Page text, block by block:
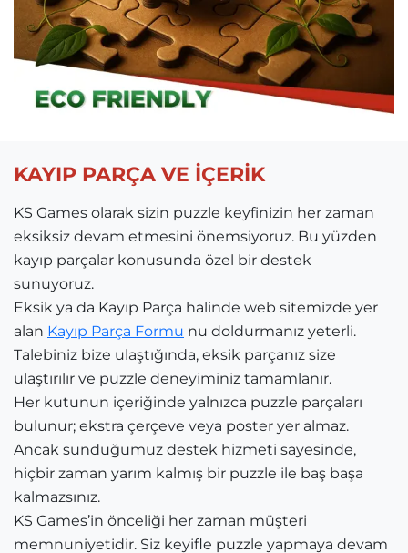
KAYIP PARÇA VE İÇERİK
KS Games olarak sizin puzzle keyfinizin her zaman
eksiksiz devam etmesini önemsiyoruz. Bu yüzden
kayıp parçalar konusunda özel bir destek
sunuyoruz.
Eksik ya da Kayıp Parça halinde web sitemizde yer
alan Kayıp Parça Formu nu doldurmanız yeterli.
Talebiniz bize ulaştığında, eksik parçanız size
ulaştırılır ve puzzle deneyiminiz tamamlanır.
Her kutunun içeriğinde yalnızca puzzle parçaları
bulunur; ekstra çerçeve veya poster yer almaz.
Ancak sunduğumuz destek hizmeti sayesinde,
hiçbir zaman yarım kalmış bir puzzle ile baş başa
kalmazsınız.
KS Games’in önceliği her zaman müşteri
memnuniyetidir. Siz keyifle puzzle yapmaya devam